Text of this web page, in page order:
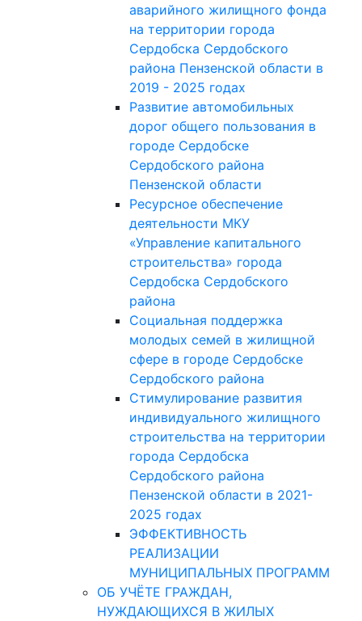
аварийного жилищного фонда
на территории города
Сердобска Сердобского
района Пензенской области в
2019 - 2025 годах
Развитие автомобильных
дорог общего пользования в
городе Сердобске
Сердобского района
Пензенской области
Ресурсное обеспечение
деятельности МКУ
«Управление капитального
строительства» города
Сердобска Сердобского
района
Социальная поддержка
молодых семей в жилищной
сфере в городе Сердобске
Сердобского района
Стимулирование развития
индивидуального жилищного
строительства на территории
города Сердобска
Сердобского района
Пензенской области в 2021-
2025 годах
ЭФФЕКТИВНОСТЬ
РЕАЛИЗАЦИИ
МУНИЦИПАЛЬНЫХ ПРОГРАММ
ОБ УЧЁТЕ ГРАЖДАН,
НУЖДАЮЩИХСЯ В ЖИЛЫХ